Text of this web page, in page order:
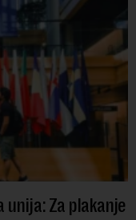
Za plakanje